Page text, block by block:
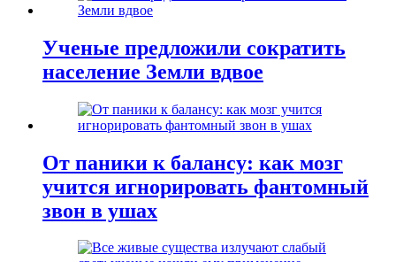
Ученые предложили сократить
население Земли вдвое
От паники к балансу: как мозг
учится игнорировать фантомный
звон в ушах